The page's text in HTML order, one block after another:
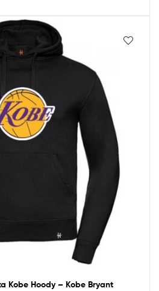
Kobe Hoody – Kobe Bryant